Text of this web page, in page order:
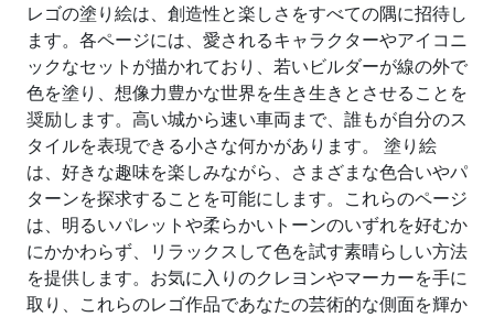
レゴの塗り絵は、創造性と楽しさをすべての隅に招待し
ます。各ページには、愛されるキャラクターやアイコニ
ックなセットが描かれており、若いビルダーが線の外で
色を塗り、想像力豊かな世界を生き生きとさせることを
奨励します。高い城から速い車両まで、誰もが自分のス
タイルを表現できる小さな何かがあります。 塗り絵
は、好きな趣味を楽しみながら、さまざまな色合いやパ
ターンを探求することを可能にします。これらのページ
は、明るいパレットや柔らかいトーンのいずれを好むか
にかかわらず、リラックスして色を試す素晴らしい方法
を提供します。お気に入りのクレヨンやマーカーを手に
取り、これらのレゴ作品であなたの芸術的な側面を輝か